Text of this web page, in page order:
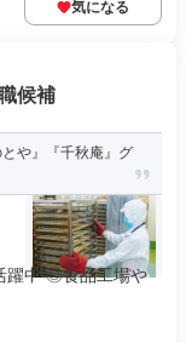
気になる
候補
や』『千秋庵』グ
躍中 ◎食品工場や